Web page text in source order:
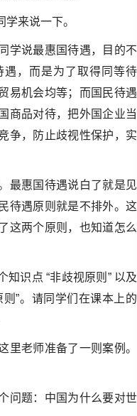
来说一下。
学说最惠国待遇，目的不
，而是为了取得同等待
易机会均等；而国民待遇
商品对待，把外国企业当
争，防止歧视性保护，实
最惠国待遇说白了就是见
待遇原则就是不排外。这
这两个原则，也知道怎么
知识点 “非歧视原则” 以及
”。请同学们在课本上的
里老师准备了一则案例。
问题：中国为什么要对世